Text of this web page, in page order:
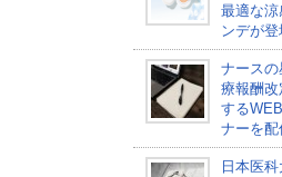
最適な涼
ンデが登
ナースの
療報酬改
する
ナーを配
日本医